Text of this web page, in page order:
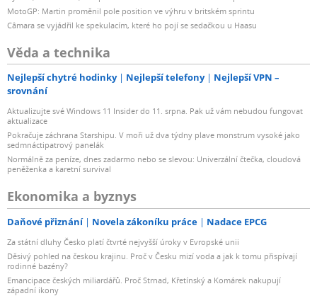
MotoGP: Martin proměnil pole position ve výhru v britském sprintu
Câmara se vyjádřil ke spekulacím, které ho pojí se sedačkou u Haasu
Věda a technika
Nejlepší chytré hodinky Nejlepší telefony
Nejlepší VPN –
srovnání
Aktualizujte své Windows 11 Insider do 11. srpna. Pak už vám nebudou fungovat
aktualizace
Pokračuje záchrana Starshipu. V moři už dva týdny plave monstrum vysoké jako
sedmnáctipatrový panelák
Normálně za peníze, dnes zadarmo nebo se slevou: Univerzální čtečka, cloudová
peněženka a karetní survival
Ekonomika a byznys
Daňové přiznání Novela zákoníku práce Nadace EPCG
Za státní dluhy Česko platí čtvrté nejvyšší úroky v Evropské unii
Děsivý pohled na českou krajinu. Proč v Česku mizí voda a jak k tomu přispívají
rodinné bazény?
Emancipace českých miliardářů. Proč Strnad, Křetínský a Komárek nakupují
západní ikony